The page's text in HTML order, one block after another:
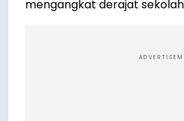
mengangkat derajat sekolah